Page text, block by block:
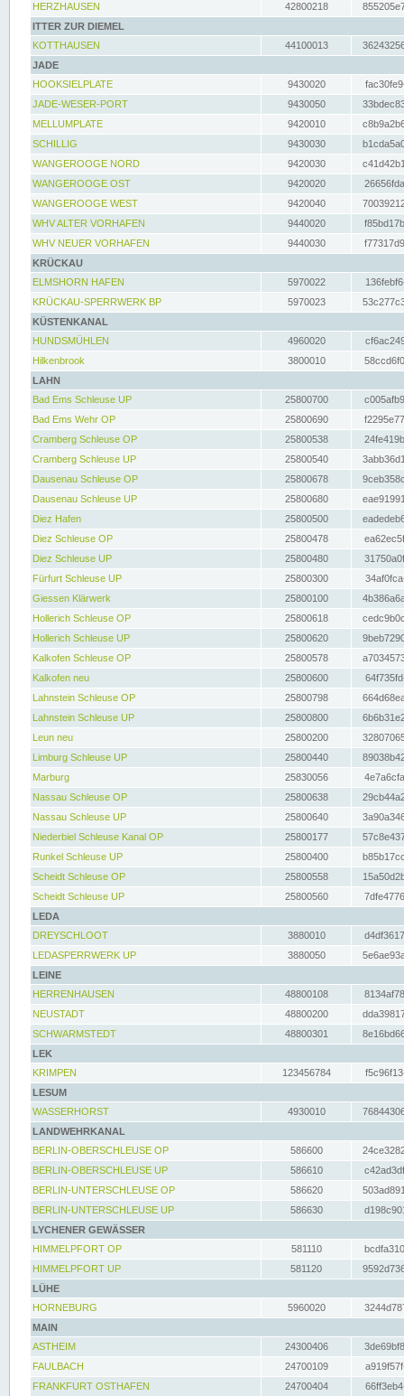
HERZHAUSEN
42800218
ITTER ZUR DIEMEL
KOTTHAUSEN
44100013
JADE
HOOKSIELPLATE
9430020
JADE-WESER-PORT
9430050
MELLUMPLATE
9420010
SCHILLIG
9430030
WANGEROOGE NORD
9420030
WANGEROOGE OST
9420020
WANGEROOGE WEST
9420040
WHV ALTER VORHAFEN
9440020
WHV NEUER VORHAFEN
9440030
KRÜCKAU
ELMSHORN HAFEN
5970022
KRÜCKAU-SPERRWERK BP
5970023
KÜSTENKANAL
HUNDSMÜHLEN
4960020
Hilkenbrook
3800010
LAHN
Bad Ems Schleuse UP
25800700
Bad Ems Wehr OP
25800690
Cramberg Schleuse OP
25800538
Cramberg Schleuse UP
25800540
Dausenau Schleuse OP
25800678
Dausenau Schleuse UP
25800680
Diez Hafen
25800500
Diez Schleuse OP
25800478
Diez Schleuse UP
25800480
Fürfurt Schleuse UP
25800300
Giessen Klärwerk
25800100
Hollerich Schleuse OP
25800618
Hollerich Schleuse UP
25800620
Kalkofen Schleuse OP
25800578
Kalkofen neu
25800600
Lahnstein Schleuse OP
25800798
Lahnstein Schleuse UP
25800800
Leun neu
25800200
Limburg Schleuse UP
25800440
Marburg
25830056
Nassau Schleuse OP
25800638
Nassau Schleuse UP
25800640
Niederbiel Schleuse Kanal OP
25800177
Runkel Schleuse UP
25800400
Scheidt Schleuse OP
25800558
Scheidt Schleuse UP
25800560
LEDA
DREYSCHLOOT
3880010
LEDASPERRWERK UP
3880050
LEINE
HERRENHAUSEN
48800108
NEUSTADT
48800200
SCHWARMSTEDT
48800301
LEK
KRIMPEN
123456784
LESUM
WASSERHORST
4930010
LANDWEHRKANAL
BERLIN-OBERSCHLEUSE OP
586600
BERLIN-OBERSCHLEUSE UP
586610
BERLIN-UNTERSCHLEUSE OP
586620
BERLIN-UNTERSCHLEUSE UP
586630
LYCHENER GEWÄSSER
HIMMELPFORT OP
581110
HIMMELPFORT UP
581120
LÜHE
HORNEBURG
5960020
MAIN
ASTHEIM
24300406
FAULBACH
24700109
FRANKFURT OSTHAFEN
24700404